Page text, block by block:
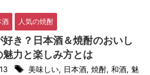
酒 人気の焼酎
好き？日本酒＆焼酎のおいし
魅力と楽しみ方とは
美味しい, 日本酒, 焼酎, 和酒, 魅